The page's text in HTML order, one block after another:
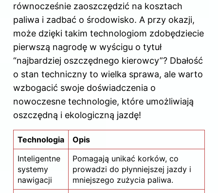
równocześnie zaoszczędzić na kosztach
paliwa i zadbać o środowisko. A przy okazji,
może dzięki takim technologiom zdobędziecie
pierwszą nagrodę w wyścigu o tytuł
“najbardziej oszczędnego kierowcy”? Dbałość
o stan techniczny to wielka sprawa, ale warto
wzbogacić swoje doświadczenia o
nowoczesne technologie, które umożliwiają
oszczędną i ekologiczną jazdę!
Technologia
Opis
Inteligentne
systemy
nawigacji
Pomagają unikać korków, co
prowadzi do płynniejszej jazdy i
mniejszego zużycia paliwa.